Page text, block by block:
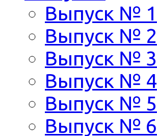
Выпуск № 1
Выпуск № 2
Выпуск № 3
Выпуск № 4
Выпуск № 5
Выпуск № 6